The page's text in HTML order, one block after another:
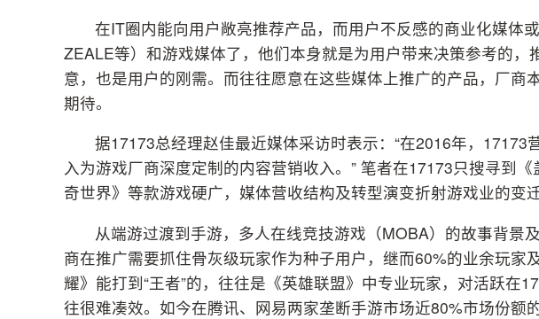
在IT圈内能向用户敞亮推荐产品，而用户不反感的商业化媒体
ZEALE等）和游戏媒体了，他们本身就是为用户带来决策参考的，
意，也是用户的刚需。而往往愿意在这些媒体上推广的产品，厂商
期待。
据17173总经理赵佳最近媒体采访时表示：“在2016年，17173
入为游戏厂商深度定制的内容营销收入。” 笔者在17173只搜寻到
奇世界》等款游戏硬广，媒体营收结构及转型演变折射游戏业的变迁
从端游过渡到手游，多人在线竞技游戏（MOBA）的故事背景
商在推广需要抓住骨灰级玩家作为种子用户，继而60%的业余玩家
耀》能打到“王者”的，往往是《英雄联盟》中专业玩家，对活跃在
往很难凑效。如今在腾讯、网易两家垄断手游市场近80%市场份额